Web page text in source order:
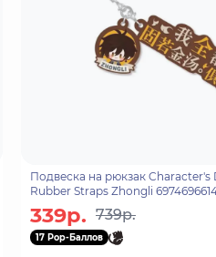
Подвеска на рюкзак Character's
Rubber Straps Zhongli
339р. 739р.
17 Pop-Баллов